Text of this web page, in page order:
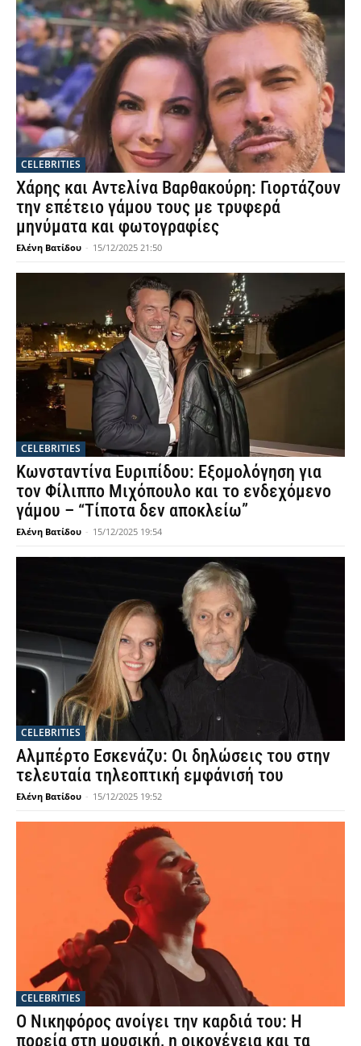
CELEBRITIES
Χάρης και Αντελίνα Βαρθακούρη: Γιορτάζουν
την επέτειο γάμου τους με τρυφερά
μηνύματα και φωτογραφίες
Ελένη Βατίδου - 15/12/2025 21:50
CELEBRITIES
Κωνσταντίνα Ευριπίδου: Εξομολόγηση για
τον Φίλιππο Μιχόπουλο και το ενδεχόμενο
γάμου – “Τίποτα δεν αποκλείω”
Ελένη Βατίδου - 15/12/2025 19:54
CELEBRITIES
Αλμπέρτο Εσκενάζυ: Οι δηλώσεις του στην
τελευταία τηλεοπτική εμφάνισή του
Ελένη Βατίδου - 15/12/2025 19:52
CELEBRITIES
Ο Νικηφόρος ανοίγει την καρδιά του: Η
πορεία στη μουσική, η οικογένεια και τα